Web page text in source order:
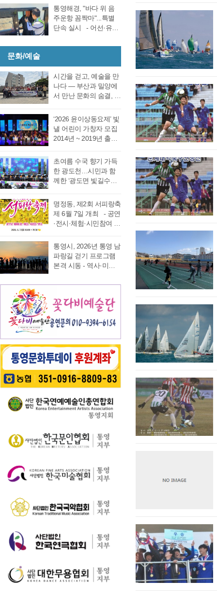
보는 기존과 동일, 천영
기 후보는 기존보다 6표
증가했다. 이로써 두 후
난 6·3 지방선거에서 44
표 차이로 당락이 갈린
통영시장 선거에 대한
남 선관위에서 하기로
27일 오후 2시 경남도
선관위 청사 6층 회의실
에서 전량 수작…
결을 펼친 무소속 전병
일 의원이 각각 등록해
정견 발표 이후 곧바로
원 7표로 통영시의회
회의규칙에 따른 재적
의원 과반수 득표자가
나오지 않았고 2차 투표
에서도 1차투료와 같이
정…
통영시 가선거구 전병
일 의원이 1일 오전 통
영시청 브리핑 룸에서
기자회견을 열고 통영
소회를 밝혔다. 전병일
위원은 “지난 지방선거
에서 대한민국 보수의
텃밭이라고 평가받던
시의회 개원 이후 처음
으로 진보진영인 민주
당이 과반 의석을 차지
었다. 이에 먼저 평생 보
수를 자처하던 저의 부
족함을 질책하…
통영해경, "바다 위 음
주운항 꼼짝마"...특별
단속 실시 - 어선·유도
대상, 음주운항 근절 총
여름철 해양관광객 증
가와 금어기 해제에 따
른 출어선 증가로 음주
운항 사고 발생이 우려
부터 8월 28일(금)까지
71일간 음주운항 특별
단속을 실시한다고 밝
혔다. 최근 3년간
음주운항 단속 현황을
분석한 결과, 본격적인
조업이 시작되는 봄철
운항이 지속적으로 발
생했으며, 특히 여름철
적발 …
문화/예술
시간을 걷고, 예술을 만
나다 ― 부산과 밀양에
서 만난 문화의 숨결, 그
은 길을 따라 움직이지
만, 마음은 시간을 따라
걷는다. 어떤 여행은 낯
선 풍경을 만나기 위해
래도록 마음속에 품어
온 질문의 답을 찾기 위
해 길을 나선다. 이번 여
다. 역사와 예술을 만나
고, 그 속에서 통영의 내
일을 그려 보기 위한 작
다. 2026년 7월 17일,
아침 여덟 시. 무전동
열방교회 앞에는 두 대
의 버스가 숨고르기를
‘2026 윤이상동요제’ 빛
낼 어린이 가창자 모집
2014년 ~ 2019년 출생
가능 통영국제음악재
단(이사장 강석주)이 오
는 9월 19일 개최하는
를 모집한다. ‘윤이상
동요제’는 통영국제음
악재단이 세계적인 작
악적 유산을 계승하고
자 시작한 사업으로, 어
린이들에게 음악 교육
동요를 보급하기 위해
있다. 윤이상 선생은 현
대음악의 거장으로 널
리 알려져 있지만, 해방
초여름 수국 향기 가득
한 광도천…시민과 함
께한 ‘광도면 빛길수국
정취가 절정에 이른 6월
20일 통영시 광도면(면
장 노승욱) 광도천 일원
에서는 형형색색의 수
많은 시민과 관광객이
찾은 「광도면 빛길수
국축제」가 성황리에
라 만개한 수국길은 동
심의 세계를 느끼게 하
고 연인은 물론 가족들
과 나들이 나온 이들의
미소함께 발길을 사로
빛, 하늘빛 수국이 어우
러진 산책로는 곳곳이
사진 명소로 변하며 꽃
길을 걷는 이들의 웃음
소리가…
명정동, 제2회 서피랑축
제 6월 7일 개최 - 공연
·전시·체험·시민참여 프
사 마련 명정동주민자
치위원회(위원장 이진
숙)가 주최·주관하는
까지 서피랑공원 일대
에서 개최된다. 이번 축
제는 통영시, 명정동, 명
정동자생단체가 후원하
고 지역 주민과 관광객
이 함께 어울려 서피랑
의 매력을 즐길 수 있는
주민 참여형 축제로 구
성한다는 계획이다. 행
사에서는 길놀이를 시
작으로 충렬초등학교
학생들의 우쿨렐레 발
표공연과 명정동 주민
통영시, 2026년 통영 남
파랑길 걷기 프로그램
본격 시동 - 역사·미식·
영 고유의 차별화된 테
영시는 한려수도의 수
려한 비경과 풍부한 역
사·문화자원을 결합한
해 2026년 통영 남파랑
길 걷기 프로그램을 본
격 운영한다고 밝혔다.
이번 사업은 남파랑길
통영 구간(14~15코스,
력을 널리 알리고 도보
여행 활성화를 도모하
기 위해 추진된다. 통영
의 역사·문화·미식·야간
관광 자원을 연계한 다
운영하고, 통영 …